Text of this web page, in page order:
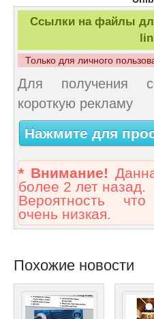
Ссылки на файлы
Только для личного
Для получения
короткую рекламу
Нажмите для
* Внимание!
более 2 лет назад.
Вероятность
очень низкая.
Похожие новости